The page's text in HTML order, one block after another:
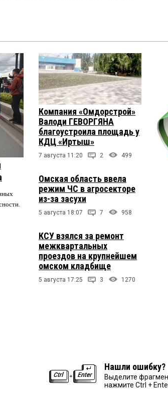
Компания «Омдорстрой»
Валоди ГЕВОРГЯНА
благоустроила площадь у
КДЦ «Иртыш»
7 августа 11:20 2 499
Омская область ввела
режим ЧС в агросекторе
из-за засухи
5 августа 18:07 7 958
КСУ взялся за ремонт
межквартальных
проездов на крупнейшем
омском кладбище
5 августа 17:25 3 1270
Нашли ошибку?
Выделите
нажмите Ctrl +